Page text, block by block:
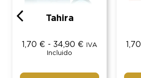
Tahira
1,70 € - 34,90 €
IVA
Incluido
1,70